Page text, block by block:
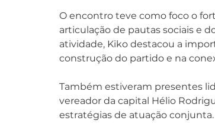
O encontro teve como foco o
articulação de pautas sociais e
atividade, Kiko destacou a
construção do partido e na
Também estiveram presentes
vereador da capital Hélio
estratégias de atuação conjunta.